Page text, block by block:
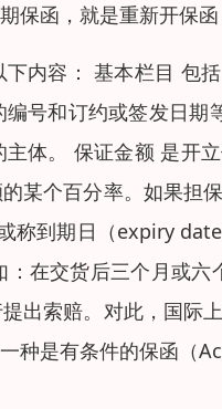
保函，就是重新开保
内容： 基本栏目 包
号和订约或签发日
体。 保证金额 是开
某个百分率。如果担
称到期日（expiry
在交货后三个月或
出索赔。对此，国际
种是有条件的保函（